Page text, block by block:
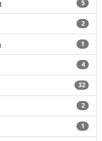
5
2
1
4
32
2
1